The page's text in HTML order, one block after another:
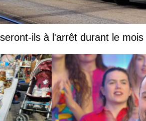
ils à l'arrêt durant le